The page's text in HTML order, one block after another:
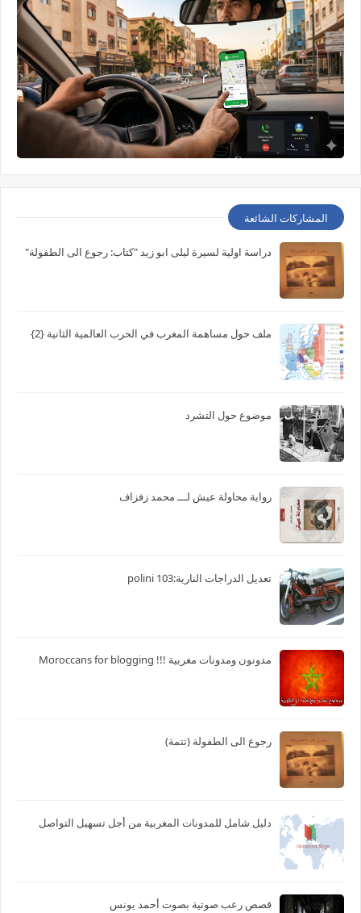
المشاركات الشائعة
دراسة اولية لسيرة ليلى ابو زيد "كتاب: رجوع الى الطفولة"
ملف حول مساهمة المغرب في الحرب العالمية الثانية {2}
موضوع حول التشرد
رواية محاولة عيش لـــ محمد زفزاف
تعديل الدراجات النارية:103 polini
مدونون ومدونات مغربية !!! Moroccans for blogging
رجوع الى الطفولة (تتمة)
دليل شامل للمدونات المغربية من أجل تسهيل التواصل
قصص رعب صوتية بصوت أحمد يونس